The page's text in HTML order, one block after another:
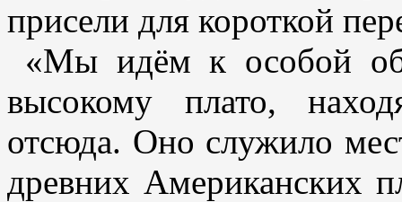
присели для короткой
«Мы идём к особой
высокому плато,
отсюда. Оно служило
древних Американских